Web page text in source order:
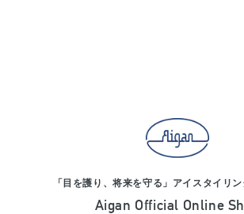
「目を護り、将来を守る」アイスタイリ
Aigan Official Online